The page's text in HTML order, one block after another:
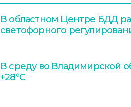
В областном Центре БДД
светофорного
В среду во Владимирской
+28°С